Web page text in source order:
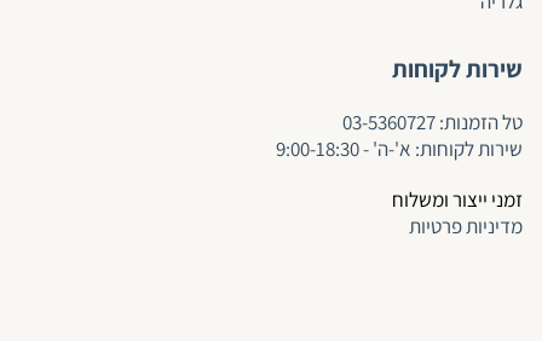
שירות לקוחות
טל הזמנות:03-5360727
שירות לקוחות: א'-ה' - 9:00-18:30
זמני ייצור ומשלוח
מדיניות פרטיות